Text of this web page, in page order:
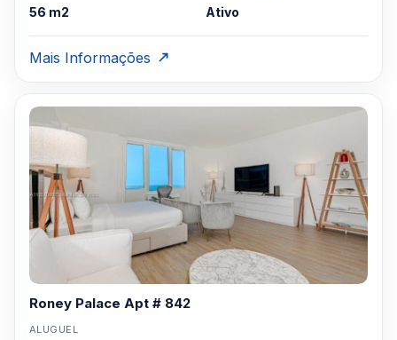
56 m2 Ativo
Mais Informações
Roney Palace Apt # 842
ALUGUEL